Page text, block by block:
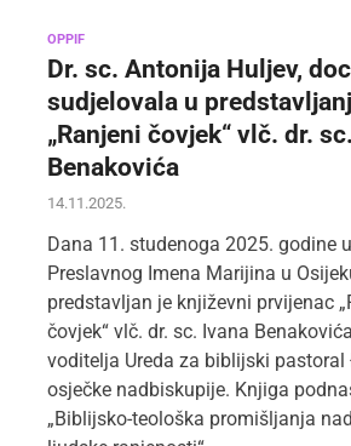
OPPIF
Dr. sc. Antonija Huljev,
sudjelovala u
„Ranjeni čovjek“ vlč. dr.
Benakovića
14.11.2025.
Dana 11. studenoga 2025. godine
Preslavnog Imena Marijina u
predstavljan je književni prvijenac
čovjek“ vlč. dr. sc. Ivana
voditelja Ureda za biblijski
osječke nadbiskupije. Knjiga
„Biblijsko-teološka promišljanja